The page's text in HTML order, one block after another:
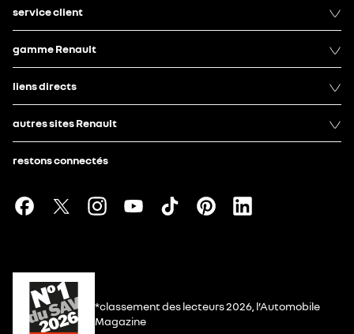
service client
gamme Renault
liens directs
autres sites Renault
restons connectés
*classement des lecteurs 2026, l’Automobile
Magazine